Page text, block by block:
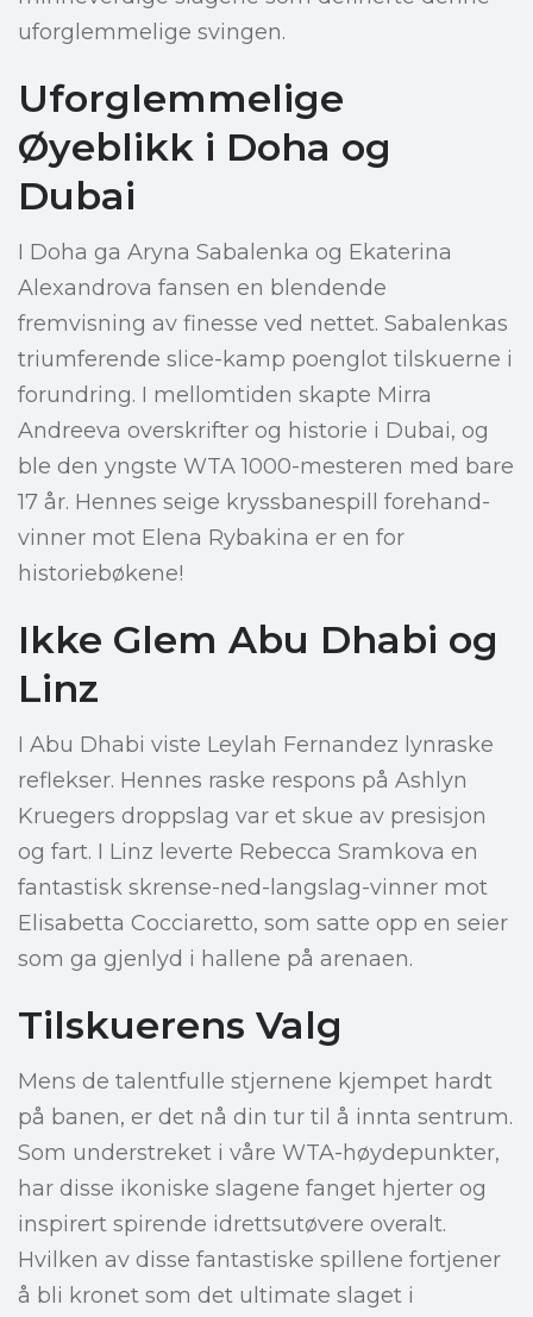
uforglemmelige svingen.
Uforglemmelige
Øyeblikk i Doha og
Dubai
I Doha ga Aryna Sabalenka og Ekaterina
Alexandrova fansen en blendende
fremvisning av finesse ved nettet. Sabalenkas
triumferende slice-kamp poenglot tilskuerne i
forundring. I mellomtiden skapte Mirra
Andreeva overskrifter og historie i Dubai, og
ble den yngste WTA 1000-mesteren med bare
17 år. Hennes seige kryssbanespill forehand-
vinner mot Elena Rybakina er en for
historiebøkene!
Ikke Glem Abu Dhabi og
Linz
I Abu Dhabi viste Leylah Fernandez lynraske
reflekser. Hennes raske respons på Ashlyn
Kruegers droppslag var et skue av presisjon
og fart. I Linz leverte Rebecca Sramkova en
fantastisk skrense-ned-langslag-vinner mot
Elisabetta Cocciaretto, som satte opp en seier
som ga gjenlyd i hallene på arenaen.
Tilskuerens Valg
Mens de talentfulle stjernene kjempet hardt
på banen, er det nå din tur til å innta sentrum.
Som understreket i våre WTA-høydepunkter,
har disse ikoniske slagene fanget hjerter og
inspirert spirende idrettsutøvere overalt.
Hvilken av disse fantastiske spillene fortjener
å bli kronet som det ultimate slaget i